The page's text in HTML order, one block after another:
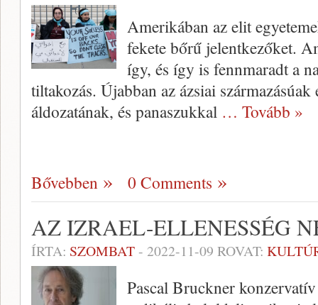
Amerikában az elit
fekete bőrű jelentkezőket.
így, és így is fennmaradt a
tiltakozás. Újabban az ázsiai
áldozatának, és panaszukkal … Tovább »
Bővebben 0 Comments
AZ IZRAEL-ELLENESSÉG
ÍRTA: SZOMBAT- 2022-11-09 ROVAT:
Pascal Bruckner